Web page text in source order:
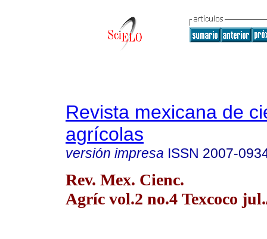
Revista mexicana de
agrícolas
versión impresa ISSN 2007-
Rev. Mex. Cienc.
Agríc vol.2 no.4 Texcoco